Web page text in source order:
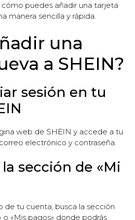
puedes añadir una tarjeta
manera sencilla y rápida.
una
a SHEIN?
sesión en tu
web de SHEIN y accede a tu
electrónico y contraseña.
la sección de «Mi
de tu cuenta, busca la sección
o «Mis pagos» donde podrás